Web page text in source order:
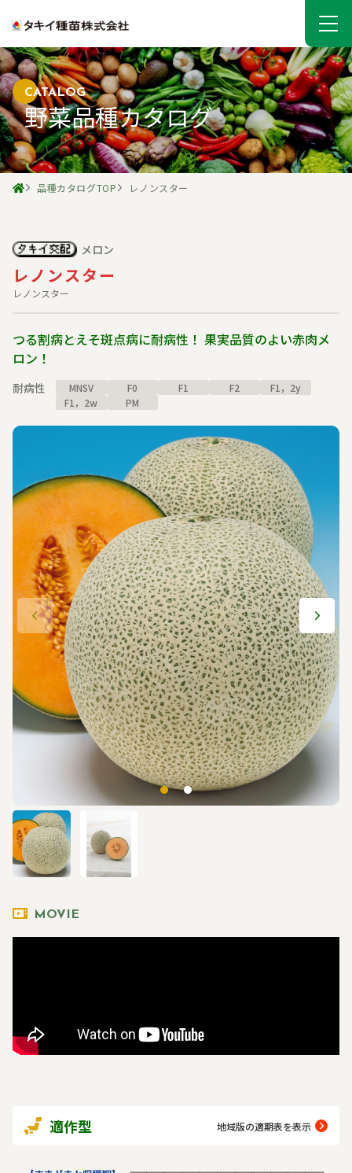
CATALOG
野菜品種カタログ
品種カタログTOP レノンスター
レノンスター
レノンスター
メロン
つる割病とえそ斑点病に耐病性！ 果実品質のよい赤肉メ
ロン！
耐病性 MNSV F0 F1 F2
F1，2y
F1，2w
PM
適作型 地域版の適期表を表示
MOVIE